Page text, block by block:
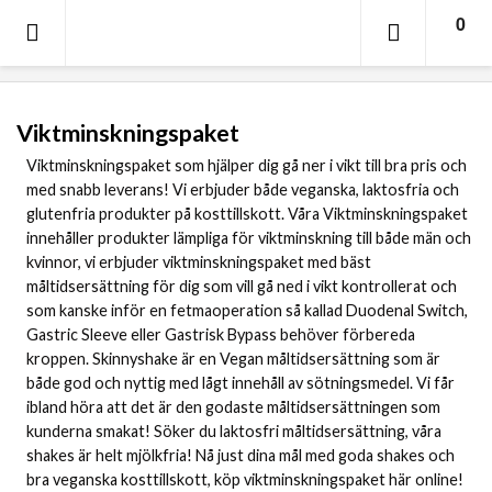
0
Viktminskningspaket
Viktminskningspaket som hjälper dig gå ner i vikt till bra pris och
med snabb leverans! Vi erbjuder både veganska, laktosfria och
glutenfria produkter på kosttillskott. Våra Viktminskningspaket
innehåller produkter lämpliga för viktminskning till både män och
kvinnor, vi erbjuder viktminskningspaket med bäst
måltidsersättning för dig som vill gå ned i vikt kontrollerat och
som kanske inför en fetmaoperation så kallad Duodenal Switch,
Gastric Sleeve eller Gastrisk Bypass behöver förbereda
kroppen. Skinnyshake är en Vegan måltidsersättning som är
både god och nyttig med lågt innehåll av sötningsmedel. Vi får
ibland höra att det är den godaste måltidsersättningen som
kunderna smakat! Söker du laktosfri måltidsersättning, våra
shakes är helt mjölkfria! Nå just dina mål med goda shakes och
bra veganska kosttillskott, köp viktminskningspaket här online!